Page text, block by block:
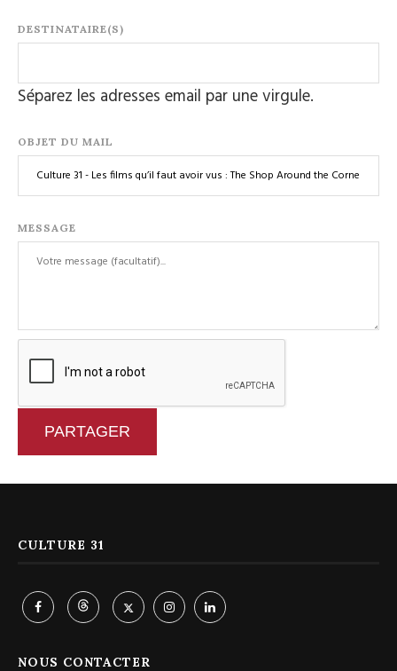
DESTINATAIRE(S)
Séparez les adresses email par une virgule.
OBJET DU MAIL
MESSAGE
PARTAGER
CULTURE 31
NOUS CONTACTER